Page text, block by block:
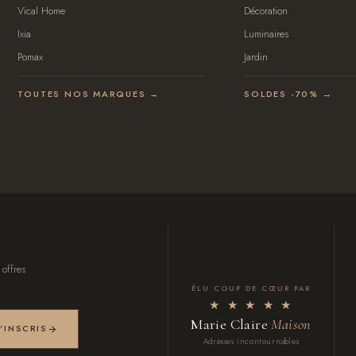
Vical Home
Ixia
Pomax
TOUTES NOS MARQUES →
Décoration
Luminaires
Jardin
SOLDES -70% →
ÉLU COUP DE CŒUR PAR
★ ★ ★ ★ ★
Marie ClaireMaison
Adresses incontournables